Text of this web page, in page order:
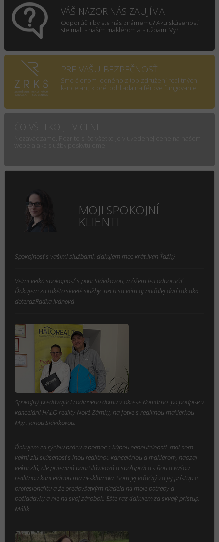
VÁŠ NÁZOR NÁS ZAUJÍMA
Odporúčili by ste nás známemu? Aku skúsenosť
ste mali s naším maklérom a službami Vy?
PRE VAŠU BEZPEČNOSŤ
Sme členom jedného z top združení realitných
kancelárii, ktoré dohliada na férove fungovanie.
ČO VŠETKO JE V CENE
MOJI SPOKOJNÍ
KLIENTI
Spokojnosť s vašimi službami, ďakujem moc krát.Ivan Ťažký
Veľmi veľká spokojnosť s pani Slávikovou, môžem len odporučiť.
Ďakujem za takéto skvelé služby, nech sa vám aj naďalej darí tak ako
doterazRadka Ivánová
Spokojný predávajúci rodinného domu v okrese Komárno, po podpise v
kancelárii HALO reality Nové Zámky, na fotke s realitnou maklérkou
Mgr. Janou Slávikovou.
´Ďakujem za rýchlu prácu a pomoc s kúpou nehnuteľnosti, mal som
veľmi zlú skúsenosť s inou realitnou kanceláriou a maklérom, naozaj
veľmi zlú, ale príjemná pani Sláviková a spolupráca s ňou a vašou
realitnou kanceláriou ma nesklamala. Som jej vďačný za jej prístup a
profesionalitu a že predovšetkým hľadela na moje potreby a
požiadavky a nie na svoj zárobok. Ešte raz ďakujem za skvelý prístup.
Málik